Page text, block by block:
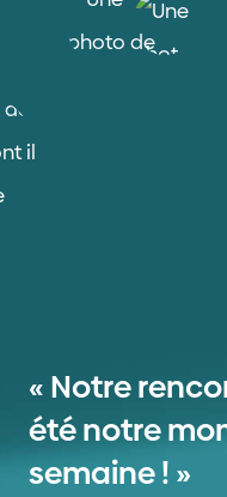
« Notre
été notre
semaine ! »